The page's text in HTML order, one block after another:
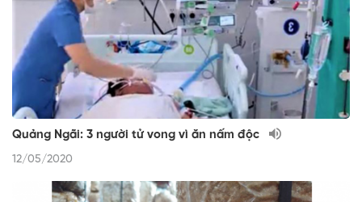
Quảng Ngãi: 3 người tử vong vì ăn nấm độc
12/05/2020